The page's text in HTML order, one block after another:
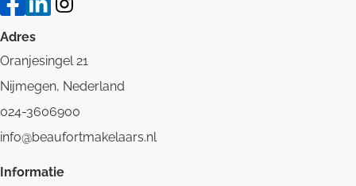
Adres
Oranjesingel 21
Nijmegen, Nederland
024-3606900
info@beaufortmakelaars.nl
Informatie